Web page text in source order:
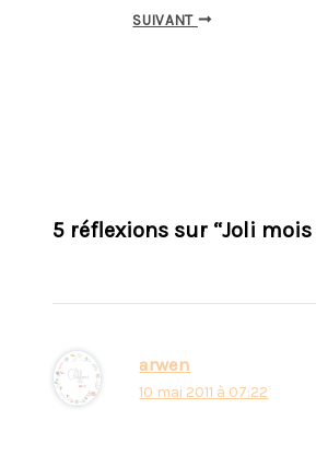
SUIVANT
5 réflexions sur “Joli mois
arwen
10 mai 2011 à 07:22